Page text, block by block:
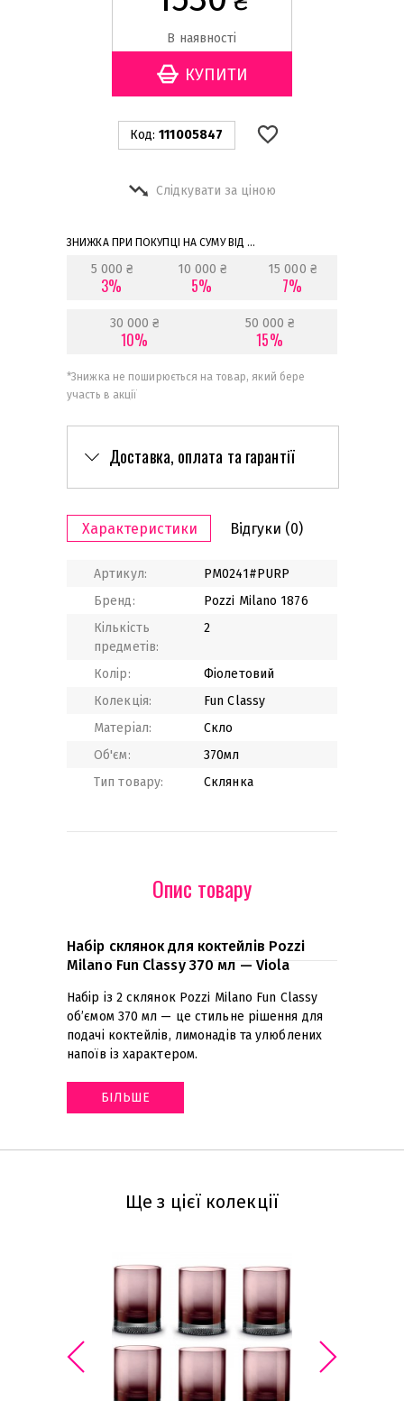
В наявності
Код: 111005847
Слідкувати за ціною
ЗНИЖКА ПРИ ПОКУПЦІ НА СУМУ ВІД ...
5 000 ₴
3%
10 000 ₴
5%
15 000 ₴
7%
30 000 ₴
10%
50 000 ₴
15%
*Знижка не поширюється на товар, який бере
участь в акції
Доставка, оплата та гарантії
Характеристики Відгуки (0)
Артикул:
PM0241#PURP
Бренд:
Pozzi Milano 1876
Кількість
предметів:
2
Колір:
Фіолетовий
Колекція:
Fun Classy
Матеріал:
Скло
Об'єм:
370мл
Тип товару:
Склянка
Опис товару
Набір склянок для коктейлів Pozzi
Milano Fun Classy 370 мл — Viola
Набір із 2 склянок Pozzi Milano Fun Classy
об’ємом 370 мл — це стильне рішення для
подачі коктейлів, лимонадів та улюблених
напоїв із характером.
БІЛЬШЕ
Ще з цієї колекції